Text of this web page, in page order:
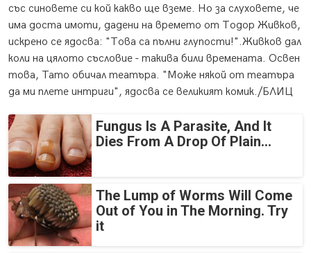
със синовете си кой какво ще вземе. Но за слуховете, че
има доста имоти, дадени на времето от Тодор Живков,
искрено се ядосва: "Това са пълни глупости!".Живков дал
коли на цялото съсловие - такива били времената. Освен
това, Тато обичал театъра. "Може някой от театъра
да ми плете интриги", ядосва се великият комик./БЛИЦ
Fungus Is A Parasite, And It
Dies From A Drop Of Plain...
The Lump of Worms Will Come
Out of You in The Morning. Try
it